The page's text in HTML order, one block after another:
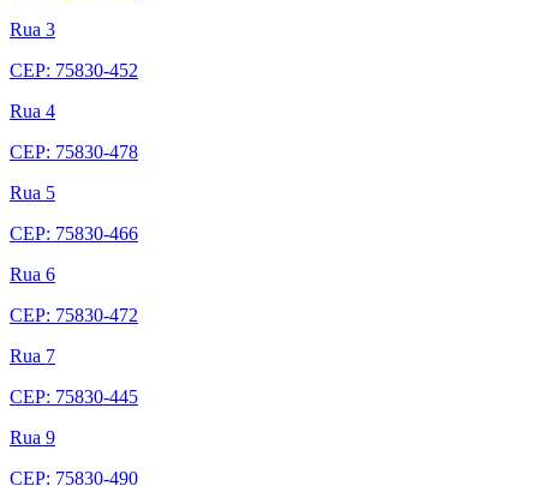
Rua 3
CEP: 75830-452
Rua 4
CEP: 75830-478
Rua 5
CEP: 75830-466
Rua 6
CEP: 75830-472
Rua 7
CEP: 75830-445
Rua 9
CEP: 75830-490